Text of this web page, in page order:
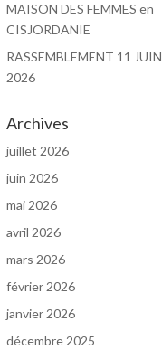
MAISON DES FEMMES en
CISJORDANIE
RASSEMBLEMENT 11 JUIN
2026
Archives
juillet 2026
juin 2026
mai 2026
avril 2026
mars 2026
février 2026
janvier 2026
décembre 2025